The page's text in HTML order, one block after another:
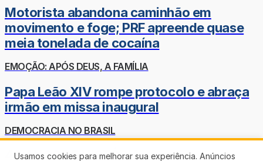
Motorista abandona caminhão em
movimento e foge; PRF apreende quase
meia tonelada de cocaína
EMOÇÃO: APÓS DEUS, A FAMÍLIA
Papa Leão XIV rompe protocolo e abraça
irmão em missa inaugural
DEMOCRACIA NO BRASIL
40 ANOS DE HISTÓRIA
Usamos cookies para melhorar sua experiência. Anúncios